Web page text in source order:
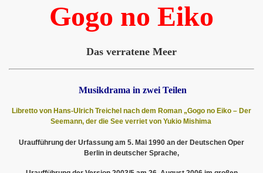
Gogo no Eiko
Das verratene Meer
Musikdrama in zwei Teilen
Libretto von Hans-Ulrich Treichel nach dem Roman „Gogo no Eiko – Der
Seemann, der die See verriet von Yukio Mishima
Uraufführung der Urfassung am 5. Mai 1990 an der Deutschen Oper
Berlin in deutscher Sprache,